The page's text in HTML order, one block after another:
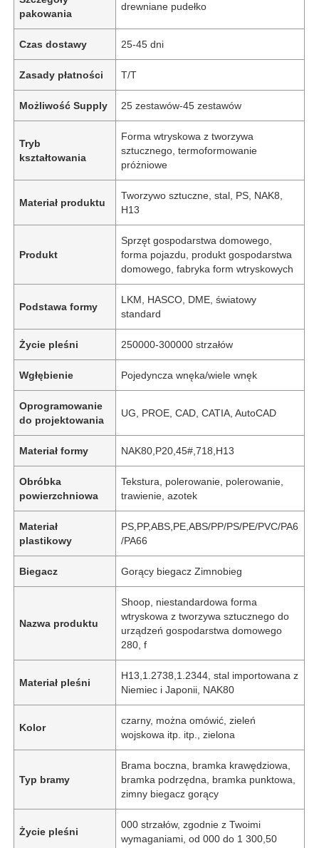
Dom
pakowania
drewniane pudełko
Czas dostawy 25-45 dni
Zasady płatności T/T
Możliwość Supply 25 zestawów-45 zestawów
Tryb
kształtowania
Forma wtryskowa z tworzywa
sztucznego, termoformowanie
próżniowe
Materiał produktu
Tworzywo sztuczne, stal, PS, NAK8,
H13
Produkt
Sprzęt gospodarstwa domowego,
forma pojazdu, produkt gospodarstwa
domowego, fabryka form wtryskowych
Podstawa formy
LKM, HASCO, DME, światowy
standard
Życie pleśni 250000-300000 strzałów
Wgłębienie Pojedyncza wnęka/wiele wnęk
Oprogramowanie
do projektowania
UG, PROE, CAD, CATIA, AutoCAD
Materiał formy NAK80,P20,45#,718,H13
Obróbka
powierzchniowa
Tekstura, polerowanie, polerowanie,
trawienie, azotek
Materiał
plastikowy
PS,PP,ABS,PE,ABS/PP/PS/PE/PVC/PA6
/PA66
Biegacz Gorący biegacz Zimnobieg
Nazwa produktu
Shoop, niestandardowa forma
wtryskowa z tworzywa sztucznego do
urządzeń gospodarstwa domowego
280, f
Materiał pleśni
H13,1.2738,1.2344, stal importowana z
Niemiec i Japonii, NAK80
Kolor
czarny, można omówić, zieleń
wojskowa itp. itp., zielona
Typ bramy
Brama boczna, bramka krawędziowa,
bramka podrzędna, bramka punktowa,
zimny biegacz gorący
Życie pleśni
000 strzałów, zgodnie z Twoimi
wymaganiami, od 000 do 1 300,50